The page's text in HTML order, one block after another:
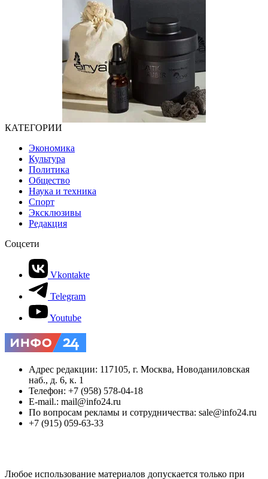
КАТЕГОРИИ
Экономика
Культура
Политика
Общество
Наука и техника
Спорт
Эксклюзивы
Редакция
Соцсети
Vkontakte
Telegram
Youtube
Адрес редакции: 117105, г. Москва, Новоданиловская
наб., д. 6, к. 1
Телефон: +7 (958) 578-04-18
E-mail.: mail@info24.ru
По вопросам рекламы и сотрудничества: sale@info24.ru
+7 (915) 059-63-33
Любое использование материалов допускается только при